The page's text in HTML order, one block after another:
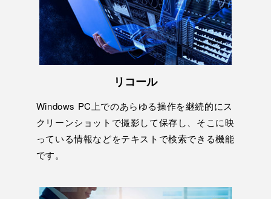
リコール
Windows PC上でのあらゆる操作を継続的にス
クリーンショットで撮影して保存し、そこに映
っている情報などをテキストで検索できる機能
です。